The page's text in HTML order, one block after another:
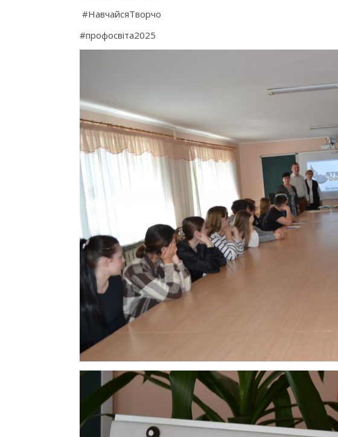
#НавчайсяТворчо
#профосвіта2025